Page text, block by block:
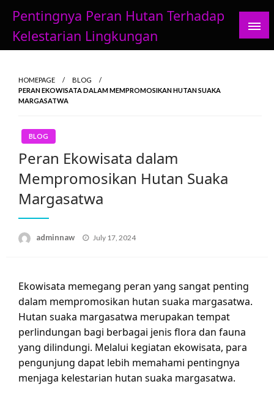
content
Pentingnya Peran Hutan Terhadap
Kelestarian Lingkungan
HOMEPAGE
BLOG
PERAN EKOWISATA DALAM MEMPROMOSIKAN HUTAN SUAKA
MARGASATWA
BLOG
Peran Ekowisata dalam
Mempromosikan Hutan Suaka
Margasatwa
adminnaw
Posted
July 17, 2024
Ekowisata memegang peran yang sangat penting
dalam mempromosikan hutan suaka margasatwa.
Hutan suaka margasatwa merupakan tempat
perlindungan bagi berbagai jenis flora dan fauna
yang dilindungi. Melalui kegiatan ekowisata, para
pengunjung dapat lebih memahami pentingnya
menjaga kelestarian hutan suaka margasatwa.